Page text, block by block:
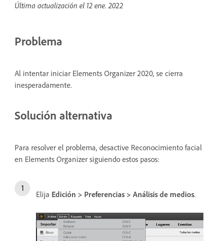
Última actualización el 12 ene. 2022
Problema
Al intentar iniciar Elements Organizer 2020, se cierra
inesperadamente.
Solución alternativa
Para resolver el problema, desactive Reconocimiento facial
en Elements Organizer siguiendo estos pasos:
Elija Edición > Preferencias > Análisis de medios.